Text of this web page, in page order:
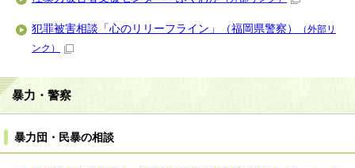
犯罪被害相談「心のリリーフライン」（福岡県警察）
（外部リ
ンク）
暴力・警察
暴力団・民暴の相談